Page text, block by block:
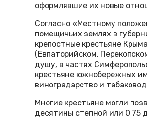
оформлявшие их новые
Согласно «Местному
помещичьих землях в
крепостные крестьяне
(Евпаторийском,
душу, в частях
крестьяне южнобережных
виноградарство и
Многие крестьяне могли
десятины степной или 0,75